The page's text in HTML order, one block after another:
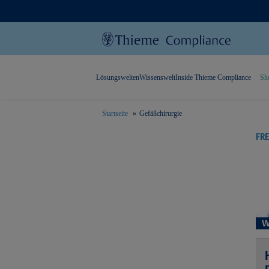
LösungsweltenWissensweltInside Thieme Compliance
Startseite Gefäßchirurgie